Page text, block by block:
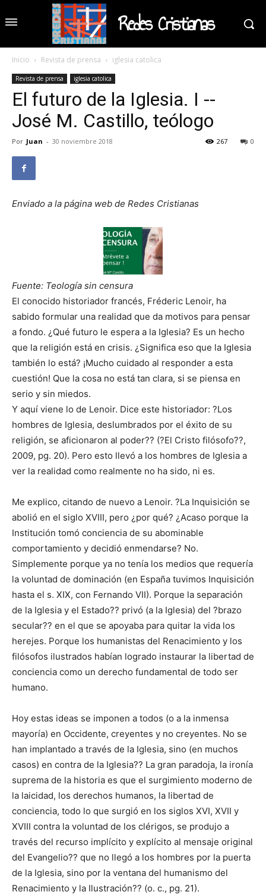
Redes Cristianas
Inicio Revista de prensa iglesia catolica
Revista de prensa iglesia catolica
El futuro de la Iglesia. I --
José M. Castillo, teólogo
Por Juan - 30 noviembre 2018 0
267
Enviado a la página web de Redes Cristianas
Fuente: Teología sin censura
El conocido historiador francés, Fréderic Lenoir, ha
sabido formular una realidad que da motivos para pensar
a fondo. ¿Qué futuro le espera a la Iglesia? Es un hecho
que la religión está en crisis. ¿Significa eso que la Iglesia
también lo está? ¡Mucho cuidado al responder a esta
cuestión! Que la cosa no está tan clara, si se piensa en
serio y sin miedos.
Y aquí viene lo de Lenoir. Dice este historiador: ?Los
hombres de Iglesia, deslumbrados por el éxito de su
religión, se aficionaron al poder?? (?El Cristo filósofo??,
2009, pg. 20). Pero esto llevó a los hombres de Iglesia a
ver la realidad como realmente no ha sido, ni es.
Me explico, citando de nuevo a Lenoir. ?La Inquisición se
abolió en el siglo XVIII, pero ¿por qué? ¿Acaso porque la
Institución tomó conciencia de su abominable
comportamiento y decidió enmendarse? No.
Simplemente porque ya no tenía los medios que requería
la voluntad de dominación (en España tuvimos Inquisición
hasta el s. XIX, con Fernando VII). Porque la separación
de la Iglesia y el Estado?? privó (a la Iglesia) del ?brazo
secular?? en el que se apoyaba para quitar la vida los
herejes. Porque los humanistas del Renacimiento y los
filósofos ilustrados habían logrado instaurar la libertad de
conciencia como un derecho fundamental de todo ser
humano.
Hoy estas ideas se imponen a todos (o a la inmensa
mayoría) en Occidente, creyentes y no creyentes. No se
han implantado a través de la Iglesia, sino (en muchos
casos) en contra de la Iglesia?? La gran paradoja, la ironía
suprema de la historia es que el surgimiento moderno de
la laicidad, los derechos humanos, la libertad de
conciencia, todo lo que surgió en los siglos XVI, XVII y
XVIII contra la voluntad de los clérigos, se produjo a
través del recurso implícito y explícito al mensaje original
del Evangelio?? que no llegó a los hombres por la puerta
de la Iglesia, sino por la ventana del humanismo del
Renacimiento y la Ilustración?? (o. c., pg. 21).